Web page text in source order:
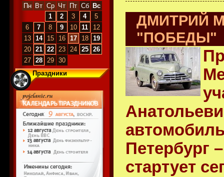
Пн
Вт Ср Чт Пт Сб
Вс
1
2 3 4
5
6
7 8 9 10 11
12
13
14 15 16 17 18
19
20
21 22 23 24 25
26
27
28 29
30
Праздники
ДМИТРИЙ
"ПОБЕДЫ"
Петербург
стартует